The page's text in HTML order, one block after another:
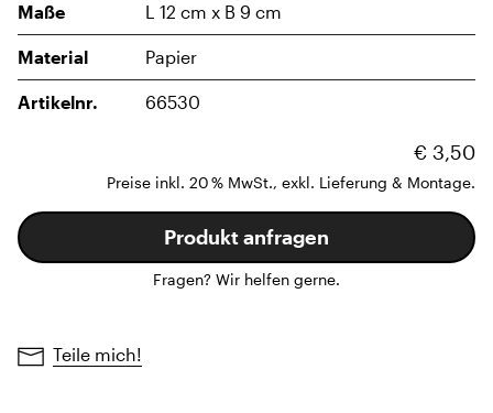
Maße L 12 cm x B 9 cm
Material Papier
Artikelnr. 66530
€ 3,50
Preise inkl. 20 % MwSt., exkl. Lieferung & Montage.
Produkt anfragen
Fragen? Wir helfen gerne.
Teile mich!